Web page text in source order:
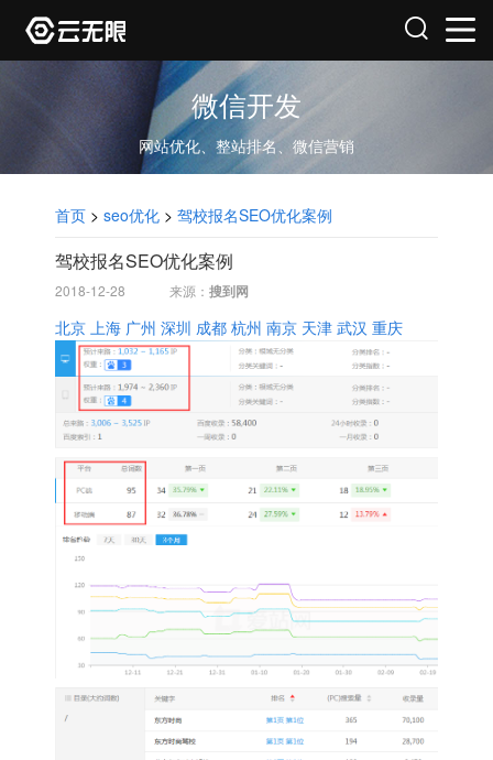
微信开发
网站优化、整站排名、微信营销
首页 > seo优化 > 驾校报名SEO优化案例
驾校报名SEO优化案例
2018-12-28 来源： 搜到网
北京 上海 广州 深圳 成都 杭州 南京 天津 武汉 重庆